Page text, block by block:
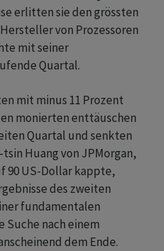
erlitten sie den grössten
von Prozessoren
mit seiner
Quartal.
mit minus 11 Prozent
monierten enttäuschen
Quartal und senkten
Huang von JPMorgan,
90 US-Dollar kappte,
des zweiten
fundamentalen
Suche nach einem
dem Ende.